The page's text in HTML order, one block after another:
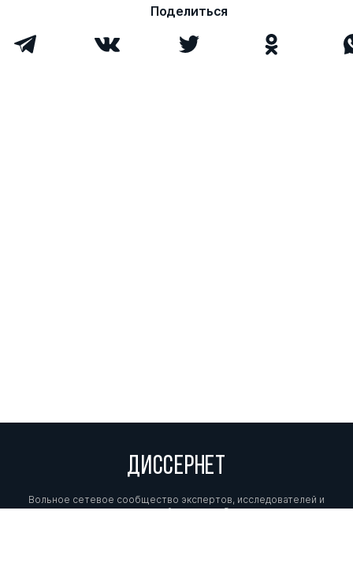
Поделиться
ДИССЕРНЕТ
Вольное сетевое сообщество экспертов, исследователей и
репортеров, посвящающих свой труд разоблачениям мошенников,